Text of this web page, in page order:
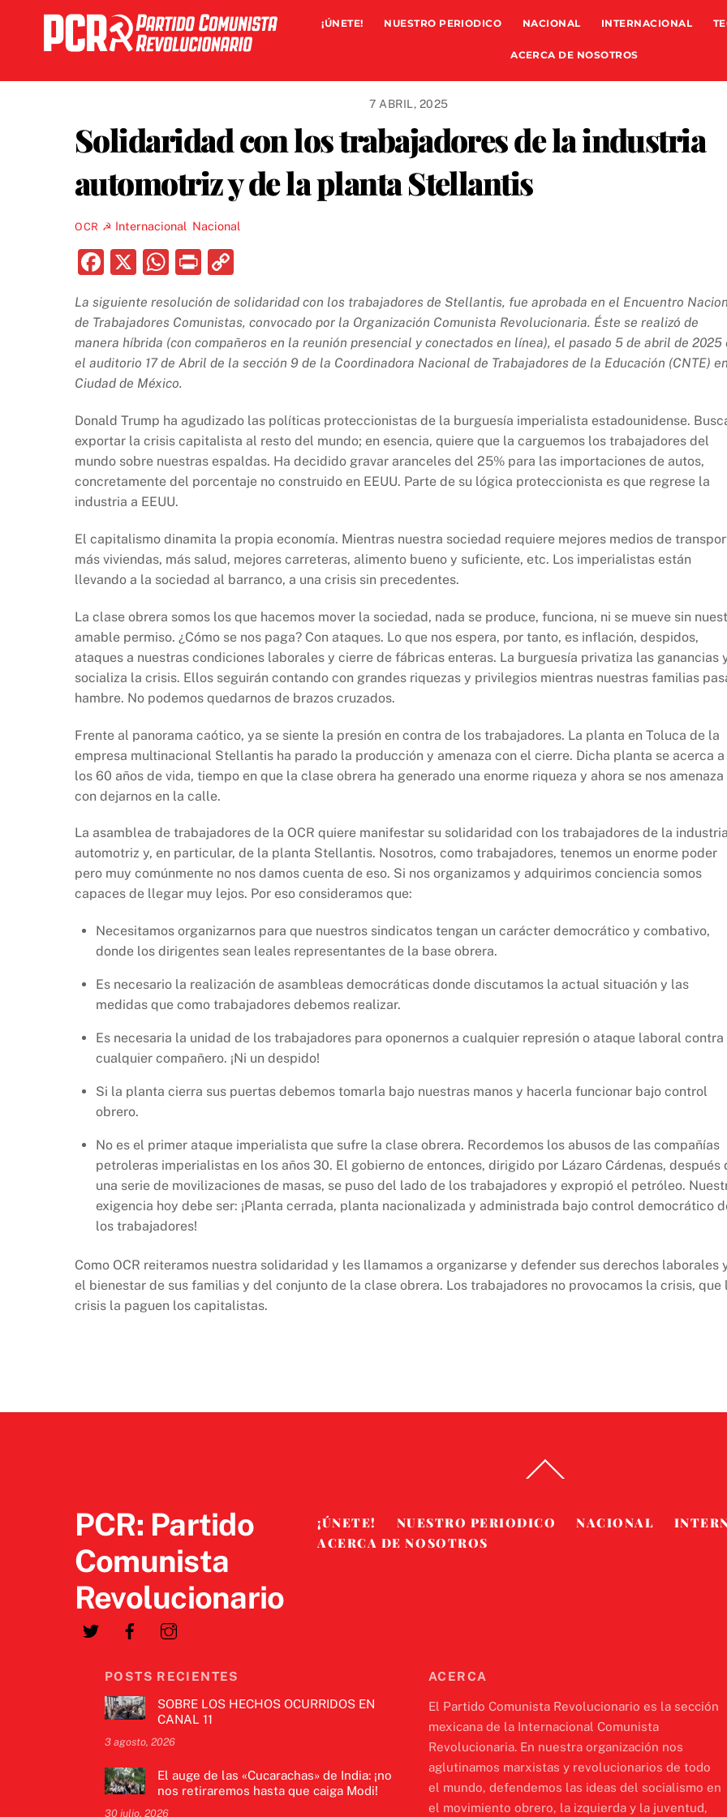
content
¡ÚNETE! NUESTRO PERIODICO NACIONAL INTERNACIONAL
ACERCA DE NOSOTROS
7 ABRIL, 2025
Solidaridad con los trabajadores de la industria
automotriz y de la planta Stellantis
OCR ☭ Internacional Nacional
F
c
e
b
o
o
k
X
W
at
s
A
p
p
P
nt p
y
Li
k
La siguiente resolución de solidaridad con los trabajadores de Stellantis, fue aprobada en el Encuentro
de Trabajadores Comunistas, convocado por la Organización Comunista Revolucionaria. Éste se realizó de
manera híbrida (con compañeros en la reunión presencial y conectados en línea), el pasado 5 de abril de 2025
el auditorio 17 de Abril de la sección 9 de la Coordinadora Nacional de Trabajadores de la Educación (CNTE) en
Ciudad de México.
Donald Trump ha agudizado las políticas proteccionistas de la burguesía imperialista estadounidense.
exportar la crisis capitalista al resto del mundo; en esencia, quiere que la carguemos los trabajadores del
mundo sobre nuestras espaldas. Ha decidido gravar aranceles del 25% para las importaciones de autos,
concretamente del porcentaje no construido en EEUU. Parte de su lógica proteccionista es que regrese la
industria a EEUU.
El capitalismo dinamita la propia economía. Mientras nuestra sociedad requiere mejores medios de
más viviendas, más salud, mejores carreteras, alimento bueno y suficiente, etc. Los imperialistas están
llevando a la sociedad al barranco, a una crisis sin precedentes.
La clase obrera somos los que hacemos mover la sociedad, nada se produce, funciona, ni se mueve sin
amable permiso. ¿Cómo se nos paga? Con ataques. Lo que nos espera, por tanto, es inflación, despidos,
ataques a nuestras condiciones laborales y cierre de fábricas enteras. La burguesía privatiza las ganancias
socializa la crisis. Ellos seguirán contando con grandes riquezas y privilegios mientras nuestras familias
hambre. No podemos quedarnos de brazos cruzados.
Frente al panorama caótico, ya se siente la presión en contra de los trabajadores. La planta en Toluca de la
empresa multinacional Stellantis ha parado la producción y amenaza con el cierre. Dicha planta se acerca a
los 60 años de vida, tiempo en que la clase obrera ha generado una enorme riqueza y ahora se nos amenaza
con dejarnos en la calle.
La asamblea de trabajadores de la OCR quiere manifestar su solidaridad con los trabajadores de la industria
automotriz y, en particular, de la planta Stellantis. Nosotros, como trabajadores, tenemos un enorme poder
pero muy comúnmente no nos damos cuenta de eso. Si nos organizamos y adquirimos conciencia somos
capaces de llegar muy lejos. Por eso consideramos que:
Necesitamos organizarnos para que nuestros sindicatos tengan un carácter democrático y combativo,
donde los dirigentes sean leales representantes de la base obrera.
Es necesario la realización de asambleas democráticas donde discutamos la actual situación y las
medidas que como trabajadores debemos realizar.
Es necesaria la unidad de los trabajadores para oponernos a cualquier represión o ataque laboral contra
cualquier compañero. ¡Ni un despido!
Si la planta cierra sus puertas debemos tomarla bajo nuestras manos y hacerla funcionar bajo control
obrero.
No es el primer ataque imperialista que sufre la clase obrera. Recordemos los abusos de las compañías
petroleras imperialistas en los años 30. El gobierno de entonces, dirigido por Lázaro Cárdenas, después
una serie de movilizaciones de masas, se puso del lado de los trabajadores y expropió el petróleo.
exigencia hoy debe ser: ¡Planta cerrada, planta nacionalizada y administrada bajo control democrático
los trabajadores!
Como OCR reiteramos nuestra solidaridad y les llamamos a organizarse y defender sus derechos laborales
el bienestar de sus familias y del conjunto de la clase obrera. Los trabajadores no provocamos la crisis, que
crisis la paguen los capitalistas.
To
PCR: Partido
Comunista
Revolucionario
¡ÚNETE! NUESTRO PERIODICO NACIONAL
ACERCA DE NOSOTROS
POSTS RECIENTES
SOBRE LOS HECHOS OCURRIDOS EN
CANAL 11
3 agosto, 2026
El auge de las «Cucarachas» de India: ¡no
nos retiraremos hasta que caiga Modi!
30 julio, 2026
ACERCA
El Partido Comunista Revolucionario es la sección
mexicana de la Internacional Comunista
Revolucionaria. En nuestra organización nos
aglutinamos marxistas y revolucionarios de todo
el mundo, defendemos las ideas del socialismo en
el movimiento obrero, la izquierda y la juventud,